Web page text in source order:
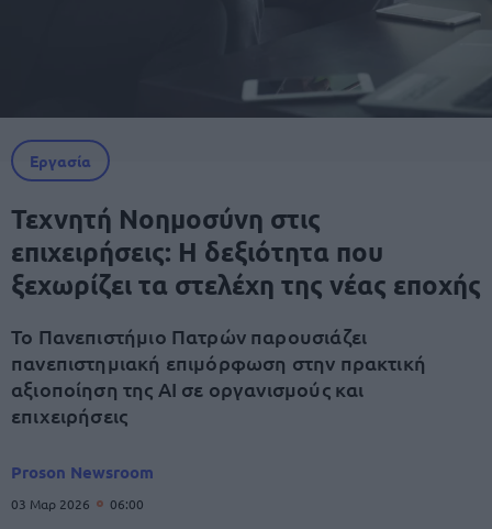
Εργασία
Τεχνητή Νοημοσύνη στις
επιχειρήσεις: Η δεξιότητα που
ξεχωρίζει τα στελέχη της νέας εποχής
Το Πανεπιστήμιο Πατρών παρουσιάζει
πανεπιστημιακή επιμόρφωση στην πρακτική
αξιοποίηση της AI σε οργανισμούς και
επιχειρήσεις
Proson Newsroom
03 Μαρ 2026 06:00